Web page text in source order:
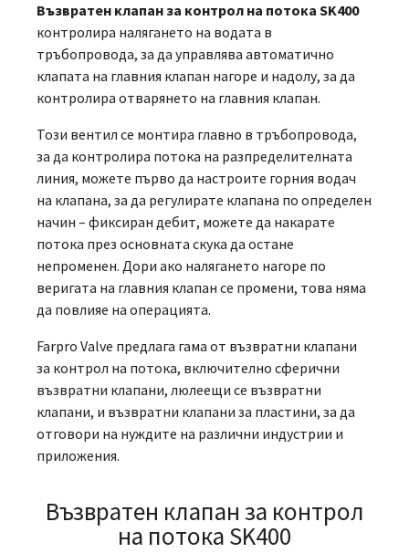
Възвратен клапан за контрол на потока SK400
контролира налягането на водата в
тръбопровода, за да управлява автоматично
клапата на главния клапан нагоре и надолу, за да
контролира отварянето на главния клапан.
Този вентил се монтира главно в тръбопровода,
за да контролира потока на разпределителната
линия, можете първо да настроите горния водач
на клапана, за да регулирате клапана по определен
начин – фиксиран дебит, можете да накарате
потока през основната скука да остане
непроменен. Дори ако налягането нагоре по
веригата на главния клапан се промени, това няма
да повлияе на операцията.
Farpro Valve предлага гама от възвратни клапани
за контрол на потока, включително сферични
възвратни клапани, люлеещи се възвратни
клапани, и възвратни клапани за пластини, за да
отговори на нуждите на различни индустрии и
приложения.
Възвратен клапан за контрол
на потока SK400